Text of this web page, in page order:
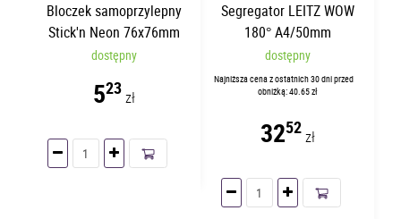
Bloczek samoprzylepny
Stick'n Neon 76x76mm
Ciemnoróżowy 21165
dostępny
523zł
Segregator LEITZ WOW
180° A4/50mm
Turkusowy 10060051
dostępny
Najniższa cena z ostatnich 30 dni przed
obniżką: 40.65 zł
3252zł